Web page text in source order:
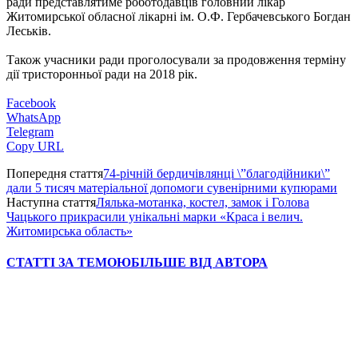
Житомирської обласної лікарні ім. О.Ф. Гербачевського Богдан
Леськів.
Також учасники ради проголосували за продовження терміну
дії тристоронньої ради на 2018 рік.
Facebook
WhatsApp
Telegram
Copy URL
Попередня стаття74-річній бердичівлянці \”благодійники\”
дали 5 тисяч матеріальної допомоги сувенірними купюрами
Наступна статтяЛялька-мотанка, костел, замок і Голова
Чацького прикрасили унікальні марки «Краса і велич.
Житомирська область»
СТАТТІ ЗА ТЕМОЮБІЛЬШЕ ВІД АВТОРА